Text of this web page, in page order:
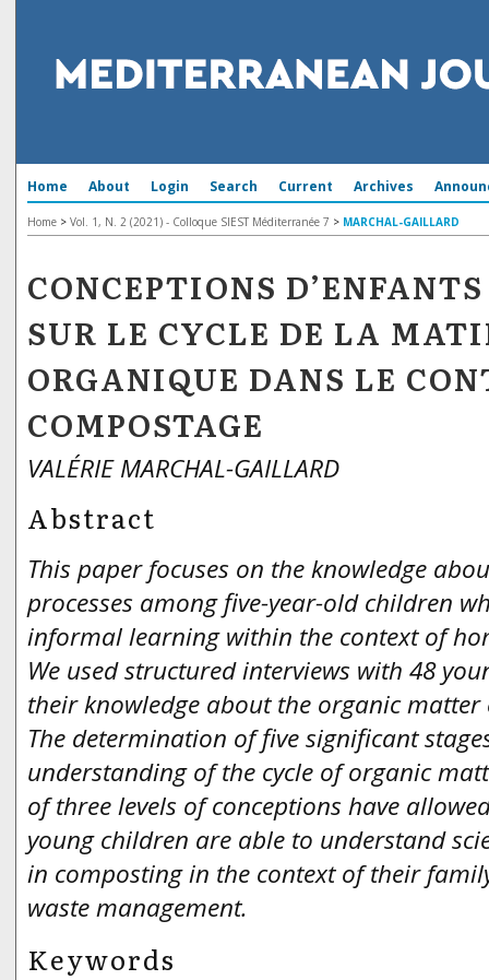
Home About Login Search Current Archives
Home > Vol. 1, N. 2 (2021) - Colloque SIEST Méditerranée 7 > MARCHAL-GAILLARD
CONCEPTIONS
SUR LE CYCLE DE LA
ORGANIQUE DANS LE
COMPOSTAGE
VALÉRIE MARCHAL-GAILLARD
Abstract
This paper focuses on the knowledge
processes among five-year-old children
informal learning within the context of
We used structured interviews with 48
their knowledge about the organic matter
The determination of five significant
understanding of the cycle of organic
of three levels of conceptions have
young children are able to understand
in composting in the context of their
waste management.
Keywords